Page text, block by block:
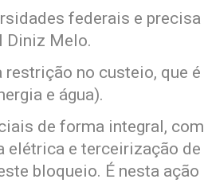
federais e precisa
Diniz Melo.
no custeio, que é
e água).
de forma integral, com
elétrica e terceirização de
bloqueio. É nesta ação